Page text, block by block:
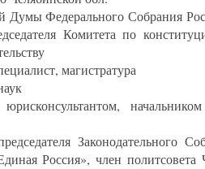
Думы Федерального Собрания
Комитета по
магистратура
Законодательного
Россия», член политсовета